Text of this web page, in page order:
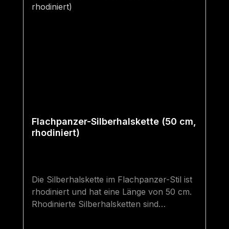
Flachpanzer-Silberhalskette (50 cm,
rhodiniert)
Die Silberhalskette im Flachpanzer-Stil ist
rhodiniert und hat eine Länge von 50 cm.
Rhodinierte Silberhalsketten sind